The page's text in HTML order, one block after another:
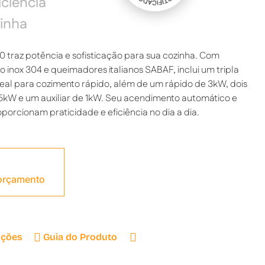
traz potência e sofisticação para sua cozinha. Com
inox 304 e queimadores italianos SABAF, inclui um tripla
para cozimento rápido, além de um rápido de 3kW, dois
e um auxiliar de 1kW. Seu acendimento automático e
praticidade e eficiência no dia a dia.
Guia do Produto